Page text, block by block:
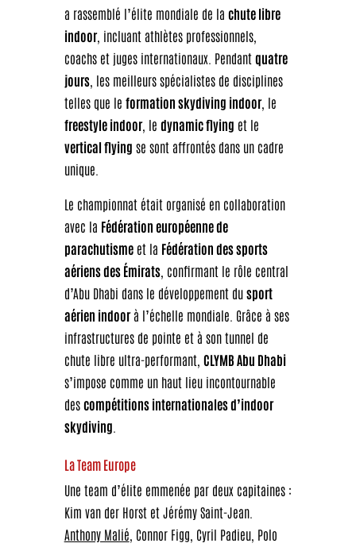
a rassemblé l’élite mondiale de la chute libre
indoor, incluant athlètes professionnels,
coachs et juges internationaux. Pendant quatre
jours, les meilleurs spécialistes de disciplines
telles que le formation skydiving indoor, le
freestyle indoor, le dynamic flying et le
vertical flying se sont affrontés dans un cadre
unique.
Le championnat était organisé en collaboration
avec la Fédération européenne de
parachutismeet la Fédération des sports
aériens des Émirats, confirmant le rôle central
d’Abu Dhabi dans le développement du sport
aérien indoorà l’échelle mondiale. Grâce à ses
infrastructures de pointe et à son tunnel de
chute libre ultra-performant, CLYMB Abu Dhabi
s’impose comme un haut lieu incontournable
des compétitions internationales d’indoor
skydiving
La Team Europe
Une team d’élite emmenée par deux capitaines :
Kim van der Horst et Jérémy Saint-Jean.
Anthony Malié , Connor Figg, Cyril Padieu, Polo